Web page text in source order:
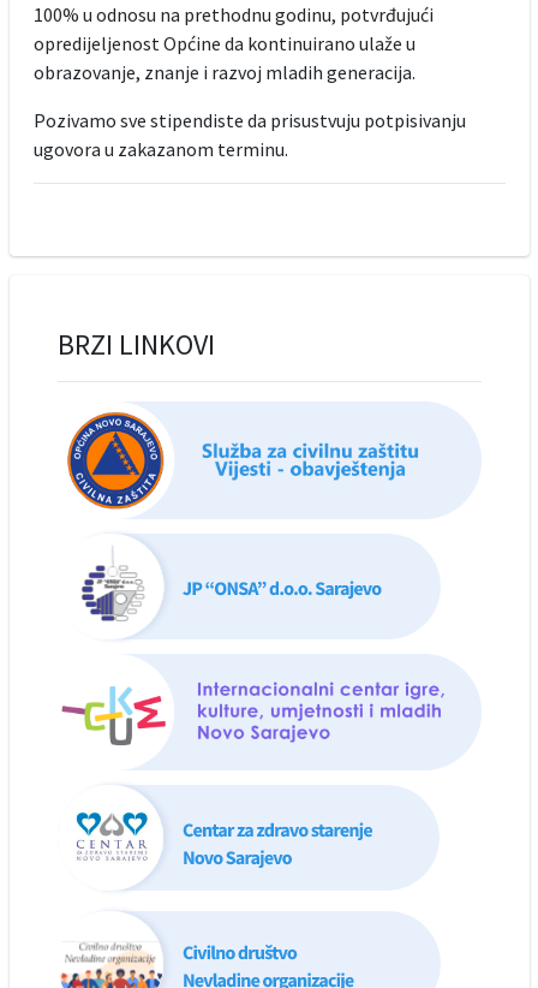
100% u odnosu na prethodnu godinu, potvrđujući
opredijeljenost Općine da kontinuirano ulaže u
obrazovanje, znanje i razvoj mladih generacija.
Pozivamo sve stipendiste da prisustvuju potpisivanju
ugovora u zakazanom terminu.
BRZI LINKOVI